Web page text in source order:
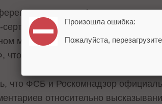
BIS Summit 2016
органам власти, при
масштабе сбор данных
что совершенно неправильно.
что ФСБ и Роскомнадзор
относительно
Произошла ошибка:
Пожалуйста,